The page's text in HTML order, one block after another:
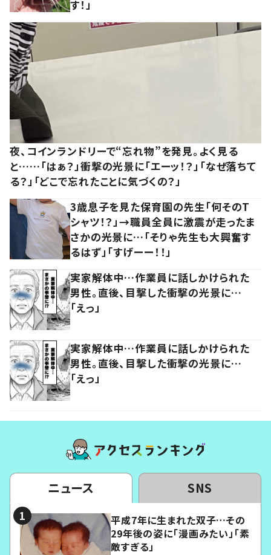
す！」
夜、コインランドリーで“忘れ物”を発見。よく見る
と……「はぁ？」衝撃の光景に「エーッ！？」「なぜ落ちて
る？」「どこで忘れたことに気づくの？」
3歳息子を見た保育園の先生「何そのT
シャツ！？」→職員全員に激震が走ったま
さかの光景に…「そりゃ先生も大興奮す
るはず」「すげーー！！」
実家解体中…作業員に話しかけられた
男性。直後、目撃した衝撃の光景に…
「えっ」
実家解体中…作業員に話しかけられた
男性。直後、目撃した衝撃の光景に…
「えっ」
ニュース SNS
平成7年に生まれた双子…その
29年後の姿に「漫画みたい」「素
敵すぎる」